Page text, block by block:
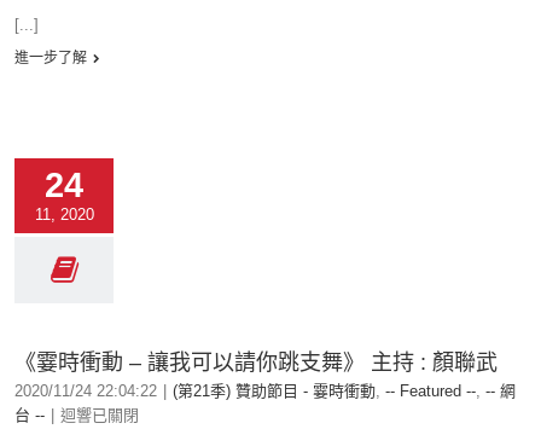
[...]
進一步了解
24
11, 2020
《霎時衝動 – 讓我可以請你跳支舞》 主持 : 顏聯武
2020/11/24 22:04:22 (第21季) 贊助節目 - 霎時衝動, -- Featured --, -- 網
台 --
迴響已關閉